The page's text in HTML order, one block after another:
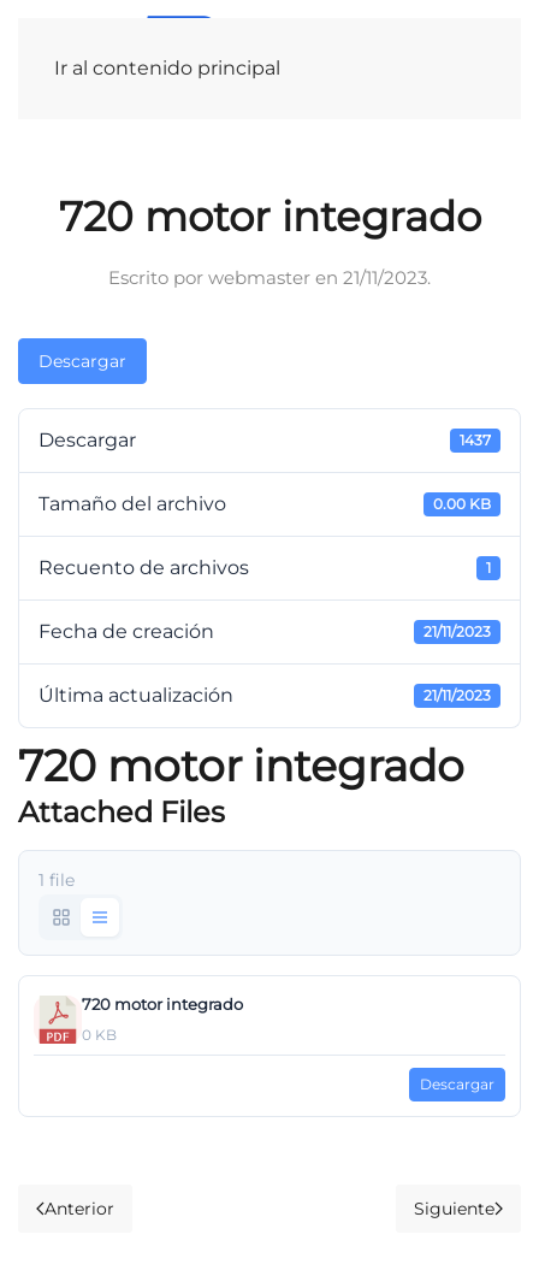
Ir al contenido principal
720 motor integrado
Escrito por webmaster en 21/11/2023.
Descargar
Descargar 1437
Tamaño del archivo 0.00 KB
Recuento de archivos 1
Fecha de creación 21/11/2023
Última actualización 21/11/2023
720 motor integrado
Attached Files
1 file
720 motor integrado
0 KB
Descargar
Anterior Siguiente